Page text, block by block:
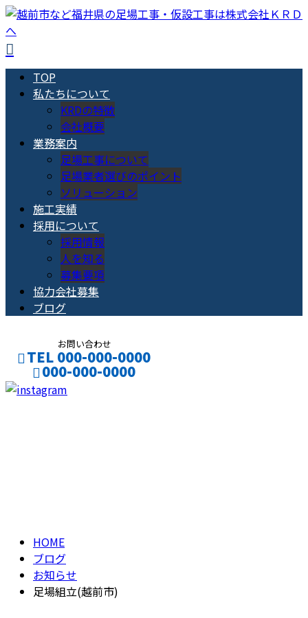
TOP
私たちについて
KRDの特徴
会社概要
業務案内
足場工事について
足場業者選びのポイント
ソリューション
施工実績
採用について
採用情報
人を知る
募集要項
協力会社募集
ブログ
お問い合わせ
TEL 000-000-0000
000-000-0000
HOME
ブログ
お知らせ
足場組立(越前市)